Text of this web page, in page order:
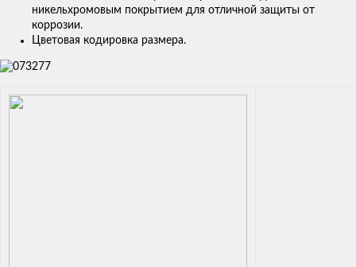
никельхромовым покрытием для отличной защиты от
коррозии.
Цветовая кодировка размера.